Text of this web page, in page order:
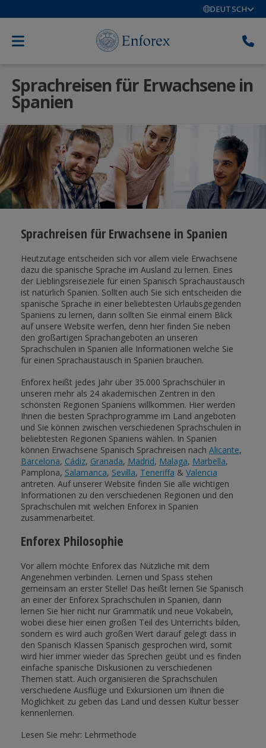
DEUTSCH
Sprachreisen für Erwachsene in
Spanien
Sprachreisen für Erwachsene in Spanien
Heutzutage entscheiden sich vor allem viele Erwachsene
dazu die spanische Sprache im Ausland zu lernen. Eines
der Lieblingsreiseziele für einen Spanisch Sprachaustausch
ist natürlich Spanien. Sollten auch Sie sich entscheiden die
spanische Sprache in einer beliebtesten Urlaubsgegenden
Spaniens zu lernen, dann sollten Sie einmal einem Blick
auf unsere Website werfen, denn hier finden Sie neben
den großartigen Sprachangeboten an unseren
Sprachschulen in Spanien alle Informationen welche Sie
für einen Sprachaustausch in Spanien brauchen.
Enforex heißt jedes Jahr über 35.000 Sprachschüler in
unseren mehr als 24 akademischen Zentren in den
schönsten Regionen Spaniens willkommen. Hier werden
Ihnen die besten Sprachprogramme im Land angeboten
und Sie können zwischen verschiedenen Sprachschulen in
beliebtesten Regionen Spaniens wählen. In Spanien
können Erwachsene Spanisch Sprachreisen nach Alicante,
Barcelona, Cádiz, Granada, Madrid, Malaga, Marbella,
Pamplona, Salamanca, Sevilla, Teneriffa & Valencia
antreten. Auf unserer Website finden Sie alle wichtigen
Informationen zu den verschiedenen Regionen und den
Sprachschulen mit welchen Enforex in Spanien
zusammenarbeitet.
Enforex Philosophie
Vor allem möchte Enforex das Nützliche mit dem
Angenehmen verbinden. Lernen und Spass stehen
gemeinsam an erster Stelle! Das heißt lernen Sie Spanisch
an einer der Enforex Sprachschulen in Spanien, dann
lernen Sie hier nicht nur Grammatik und neue Vokabeln,
wobei diese hier einen großen Teil des Unterrichts bilden,
sondern es wird auch großen Wert darauf gelegt dass in
den Spanisch Klassen Spanisch gesprochen wird, somit
wird hier immer wieder das Sprechen geübt und es finden
einfache spanische Diskusionen zu verschiedenen
Themen statt. Auch organisieren die Sprachschulen
verschiedene Ausflüge und Exkursionen um Ihnen die
Möglichkeit zu geben das Land und dessen Kultur besser
kennenlernen.
Lesen Sie mehr: Lehrmethode